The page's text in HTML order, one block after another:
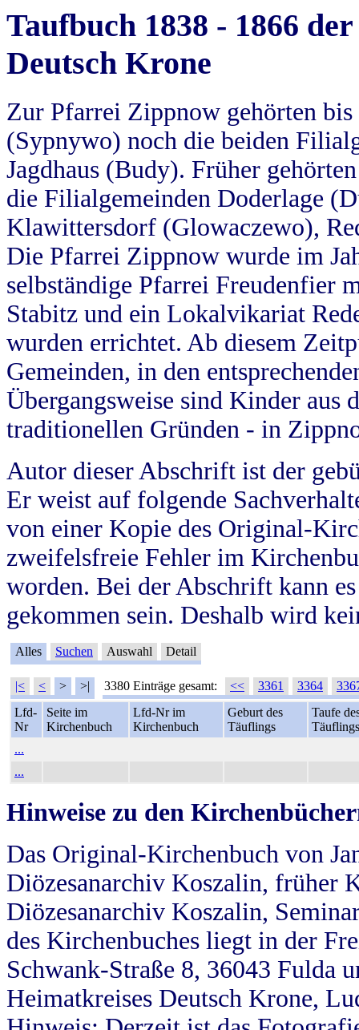
Taufbuch 1838 - 1866
Deutsch Krone
Zur Pfarrei Zippnow gehörten
(Sypnywo) noch die beiden
Jagdhaus (Budy). Früher
die Filialgemeinden Doderlage
Klawittersdorf (Glowaczewo),
Die Pfarrei Zippnow wurde im
selbständige Pfarrei Freudenfier
Stabitz und ein Lokalvikariat
wurden errichtet. Ab diesem
Gemeinden, in den
Übergangsweise sind Kinder aus
traditionellen Gründen - in
Autor dieser Abschrift ist der
Er weist auf folgende
von einer Kopie des Original-
zweifelsfreie Fehler im
worden. Bei der Abschrift kann
gekommen sein. Deshalb wird
Alles Suchen Auswahl Detail
|< < > >| 3380 Einträge gesamt: << 3361 3364
Lfd-
Nr
Seite im
Kirchenbuch
Lfd-Nr im
Kirchenbuch
Geburt des
Täuflings
Taufe
Täuflings
...
...
Hinweise zu den
Das Original-Kirchenbuch von
Diözesanarchiv Koszalin, früher
Diözesanarchiv Koszalin,
des Kirchenbuches liegt in der
Schwank-Straße 8, 36043 Fulda
Heimatkreises Deutsch Krone,